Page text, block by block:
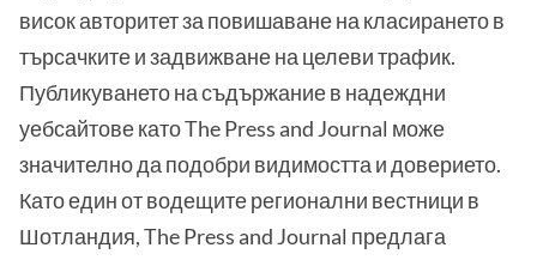
висок авторитет за повишаване на класирането в
търсачките и задвижване на целеви трафик.
Публикуването на съдържание в надеждни
уебсайтове като The Press and Journal може
значително да подобри видимостта и доверието.
Като един от водещите регионални вестници в
Шотландия, The Press and Journal предлага